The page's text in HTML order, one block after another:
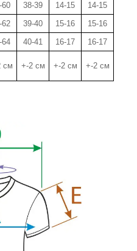
60 38-39 14-15
14-15
62 39-40 15-16
15-16
64 40-41 16-17
16-17
см +-2 см +-2 см +-2 см